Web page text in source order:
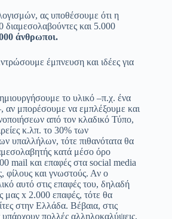
ας υποθέσουμε ότι η
διαμεσολαβούντες και 5.000
άνθρωποι.
έμπνευση και ιδέες για
το υλικό –π.χ. ένα
αν μπορέσουμε να εμπλέξουμε και
από τον κλαδικό Τύπο,
κ.λπ. το 30% των
υπαλλήλων, τότε πιθανότατα θα
κατά μέσο όρο
mail και επαφές στα social media
φίλους και γνωστούς. Αν ο
αυτό στις επαφές του, δηλαδή
μας x 2.000 επαφές, τότε θα
στην Ελλάδα. Βέβαια, στις
πολλές αλληλοκαλύψεις,